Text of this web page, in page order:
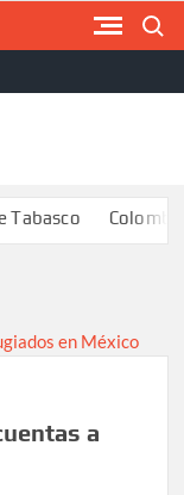
respalda
a